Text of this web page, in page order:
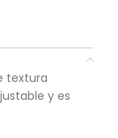
textura
y es